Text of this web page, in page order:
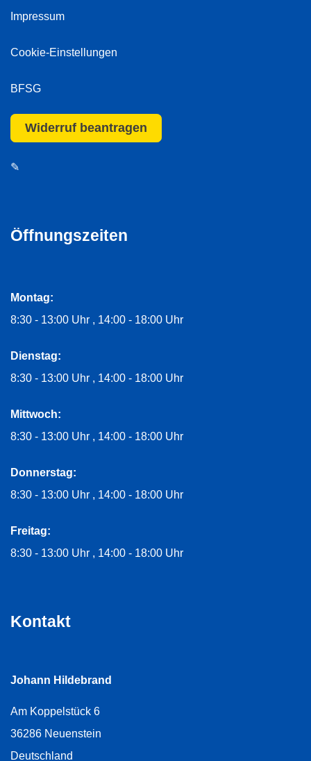
Impressum
Cookie-Einstellungen
BFSG
Widerruf beantragen
✎
Öffnungszeiten
Montag:
8:30 - 13:00 Uhr
14:00 - 18:00 Uhr
Dienstag:
8:30 - 13:00 Uhr
14:00 - 18:00 Uhr
Mittwoch:
8:30 - 13:00 Uhr
14:00 - 18:00 Uhr
Donnerstag:
8:30 - 13:00 Uhr
14:00 - 18:00 Uhr
Freitag:
8:30 - 13:00 Uhr
14:00 - 18:00 Uhr
Kontakt
Johann Hildebrand
Am Koppelstück 6
36286 Neuenstein
Deutschland